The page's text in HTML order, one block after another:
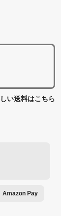
い送料はこちら
Amazon Pay